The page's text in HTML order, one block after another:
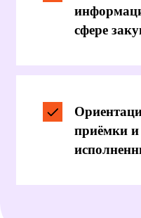
государственного
позволит работать в
госучреждениях, на
Обучение проходит в
а сроки зависят от
1 год 10 месяцев — для